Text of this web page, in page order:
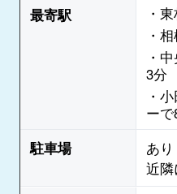
最寄駅
・
・
・
3分
・
ー
駐車場
あり
近